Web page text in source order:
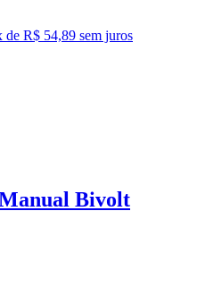
de R$ 54,89 sem juros
Bivolt